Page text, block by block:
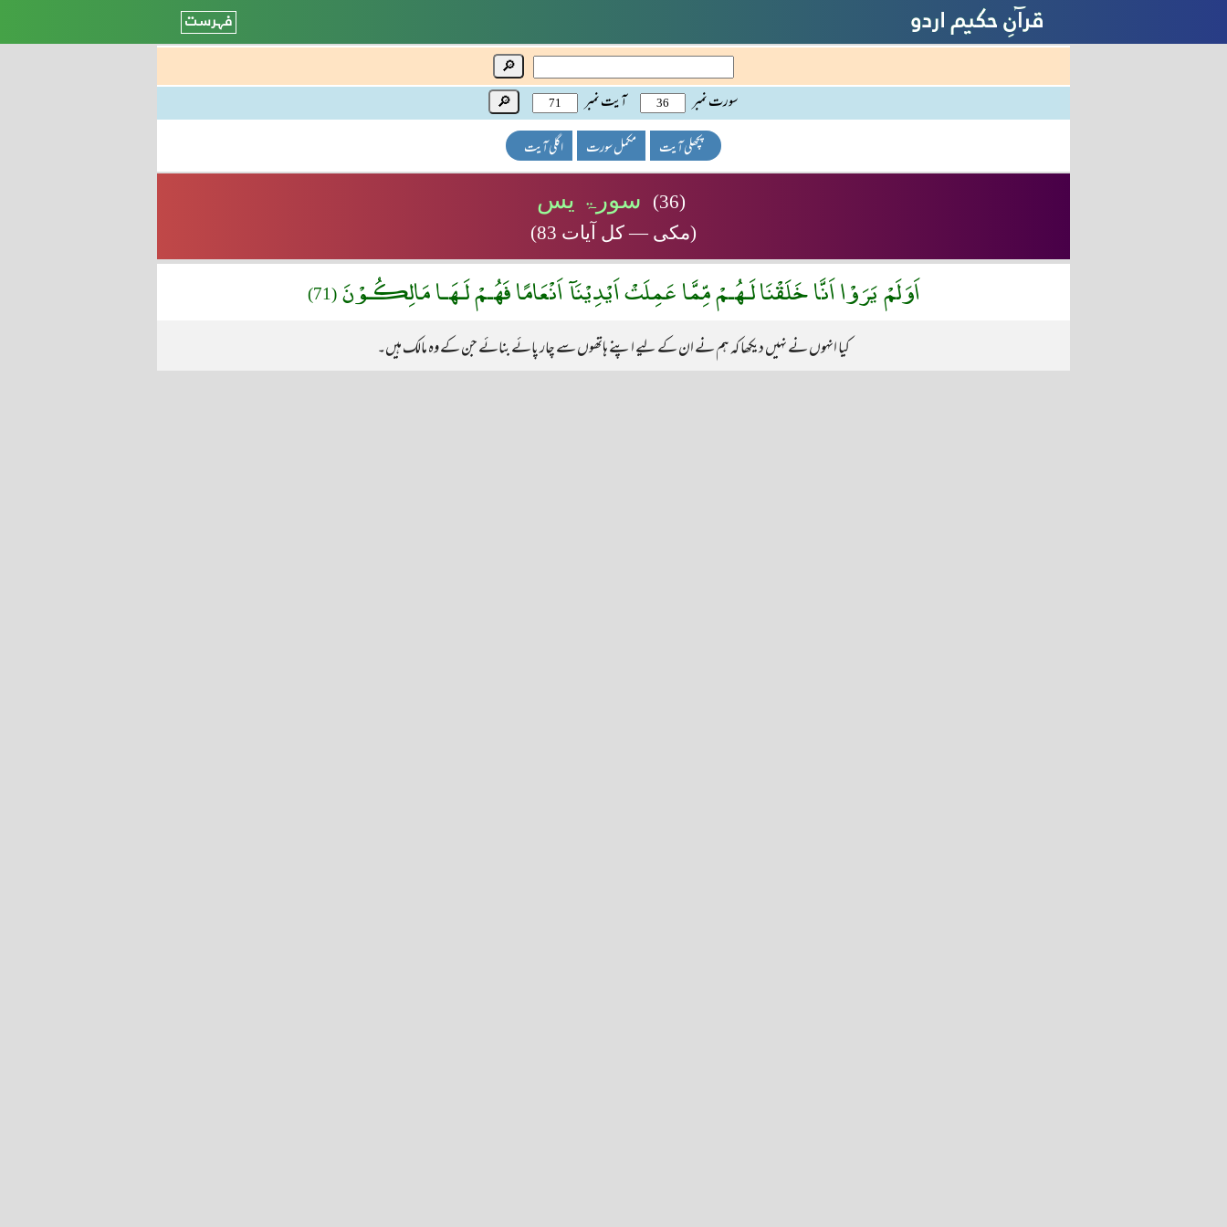
🔎
سورت نمبر آیت نمبر 🔎
پچھلی آیت مکمل سورت اگلی آیت
(36) سورۃ یس
(مکی — کل آیات 83)
اَوَلَمْ يَرَوْا اَنَّا خَلَقْنَا لَـهُـمْ مِّمَّا عَمِلَتْ اَيْدِيْنَآ اَنْعَامًا فَهُـمْ لَـهَـا مَالِكُـوْنَ (71)
کیا انہوں نے نہیں دیکھا کہ ہم نے ان کے لیے اپنے ہاتھوں سے چار پائے بنائے جن کے وہ مالک ہیں۔